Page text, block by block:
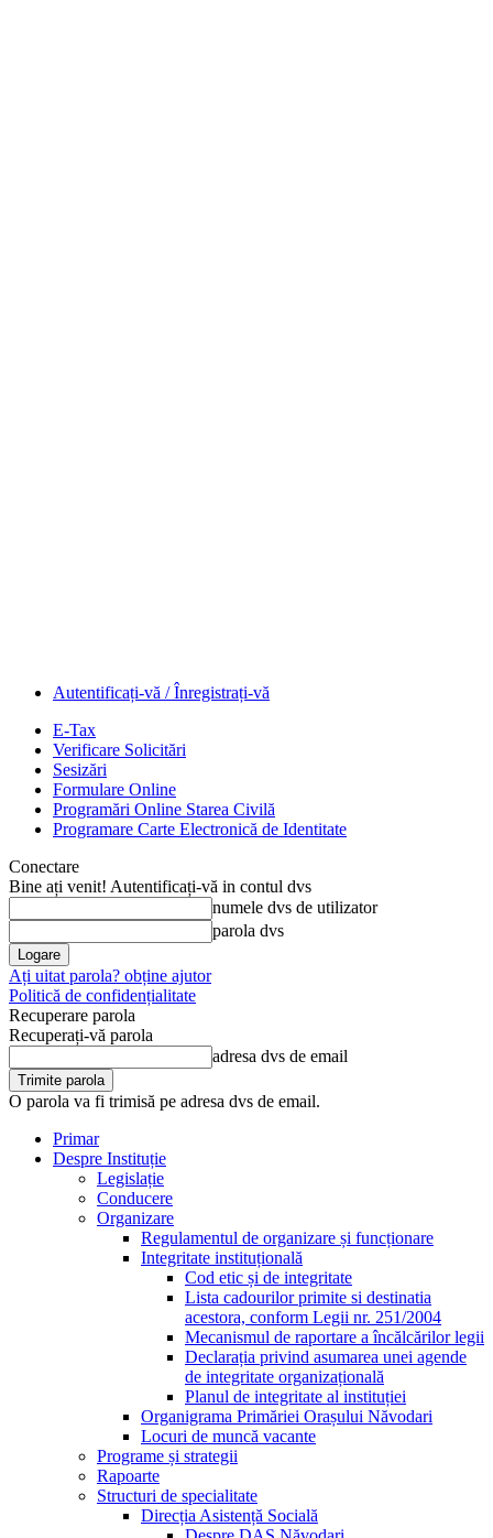
Autentificați-vă / Înregistrați-vă
E-Tax
Verificare Solicitări
Sesizări
Formulare Online
Programări Online Starea Civilă
Programare Carte Electronică de Identitate
Conectare
Bine ați venit! Autentificați-vă in contul dvs
numele dvs de utilizator
parola dvs
Ați uitat parola? obține ajutor
Politică de confidențialitate
Recuperare parola
Recuperați-vă parola
adresa dvs de email
O parola va fi trimisă pe adresa dvs de email.
Primar
Despre Instituție
Legislație
Conducere
Organizare
Regulamentul de organizare și funcționare
Integritate instituțională
Cod etic și de integritate
Lista cadourilor primite si destinatia
acestora, conform Legii nr. 251/2004
Mecanismul de raportare a încălcărilor legii
Declarația privind asumarea unei agende
de integritate organizațională
Planul de integritate al instituției
Organigrama Primăriei Orașului Năvodari
Locuri de muncă vacante
Programe și strategii
Rapoarte
Structuri de specialitate
Direcția Asistență Socială